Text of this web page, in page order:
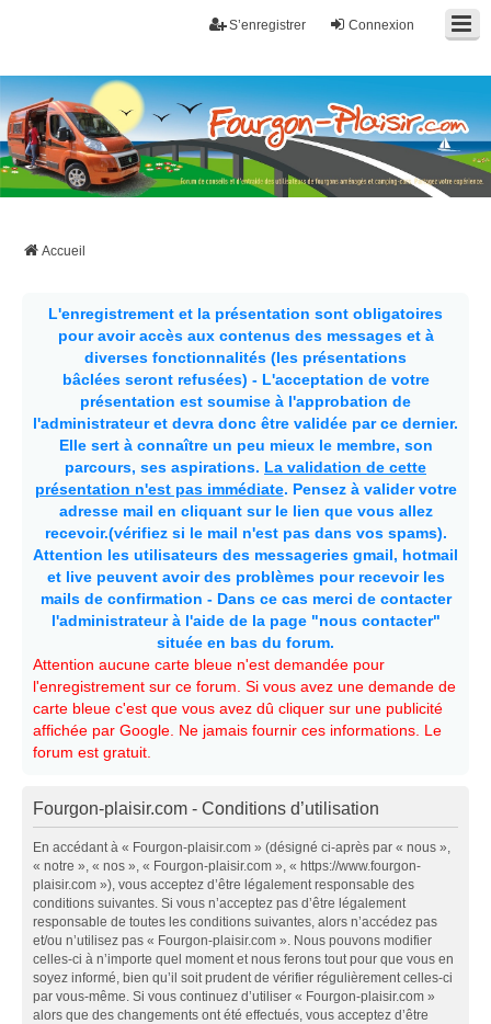
Connexion
S’enregistrer
Fourgon-plaisir.com
Forum de conseils et d'entraide des utilisateurs de fourgons, fourgons
aménagés, vans et de camping-car. Partagez votre expérience.
Accueil
L'enregistrement et la présentation sont obligatoires
pour avoir accès aux contenus des messages et à
diverses fonctionnalités (les présentations
bâclées seront refusées) - L'acceptation de votre
présentation est soumise à l'approbation de
l'administrateur et devra donc être validée par ce dernier.
Elle sert à connaître un peu mieux le membre, son
parcours, ses aspirations. La validation de cette
présentation n'est pas immédiate. Pensez à valider votre
adresse mail en cliquant sur le lien que vous allez
recevoir.(vérifiez si le mail n'est pas dans vos spams).
Attention les utilisateurs des messageries gmail, hotmail
et live peuvent avoir des problèmes pour recevoir les
mails de confirmation - Dans ce cas merci de contacter
l'administrateur à l'aide de la page "nous contacter"
située en bas du forum.
Attention aucune carte bleue n'est demandée pour
l'enregistrement sur ce forum. Si vous avez une demande de
carte bleue c'est que vous avez dû cliquer sur une publicité
affichée par Google. Ne jamais fournir ces informations. Le
forum est gratuit.
Fourgon-plaisir.com - Conditions d’utilisation
En accédant à « Fourgon-plaisir.com » (désigné ci-après par « nous »,
« notre », « nos », « Fourgon-plaisir.com », « https://www.fourgon-
plaisir.com »), vous acceptez d’être légalement responsable des
conditions suivantes. Si vous n’acceptez pas d’être légalement
responsable de toutes les conditions suivantes, alors n’accédez pas
et/ou n’utilisez pas « Fourgon-plaisir.com ». Nous pouvons modifier
celles-ci à n’importe quel moment et nous ferons tout pour que vous en
soyez informé, bien qu’il soit prudent de vérifier régulièrement celles-ci
par vous-même. Si vous continuez d’utiliser « Fourgon-plaisir.com »
alors que des changements ont été effectués, vous acceptez d’être